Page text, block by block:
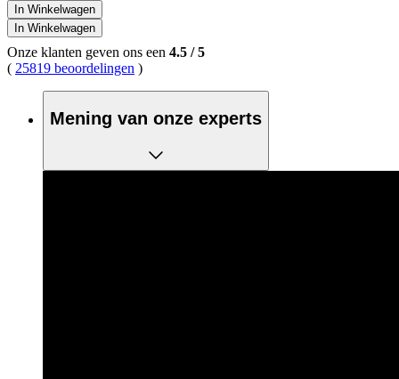
In Winkelwagen
In Winkelwagen
Onze klanten geven ons een 4.5 /5
( 25819 beoordelingen )
Mening van onze experts